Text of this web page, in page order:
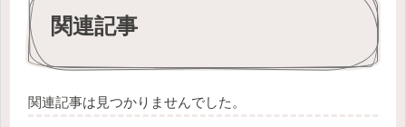
関連記事
関連記事は見つかりませんでした。